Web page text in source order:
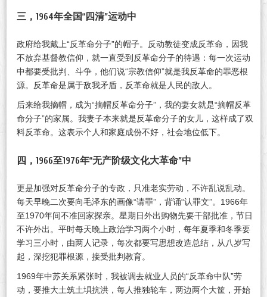
三，1964年全国“四清”运动中
政府给我戴上“反革命分子”的帽子。反动教徒变成反革命，因我
不放弃基督教信仰，就一直受到反革命分子的待遇：每一次运动
中都要受批判、斗争，他们说“宗教信仰”就是我反革命的罪恶根
源。反革命是属于敌我矛盾，反革命就是人民的敌人。
后来给我摘帽，成为“摘帽反革命分子”，我的妻女就是“摘帽反革
命分子”的家属。我妻子本来就是反革命分子的女儿，这样成了双
料反革命。这表示个人和家庭成份不好，社会地位低下。
四，1966至1976年“无产阶级文化大革命”中
更是加强对反革命分子的专政，只准老实劳动，不许乱说乱动。
每天早晚二次要向毛泽东的画像“请罪”，背诵“认罪文”。1966年
至1970年间不准回家探亲。星期日外出购物先要干部批准，节日
不许外出。平时每天晚上政治学习两个小时，每年夏季和冬季要
学习三小时，由两人记录，每次都要写思想改造总结，从八岁写
起，深挖犯罪根源，接受批判教育。
1969年中苏关系紧张时，我被调去就业人员的“反革命中队”劳
动，要推大土筑土埧抗洪，每人推独轮车，两边两个大筐，开始